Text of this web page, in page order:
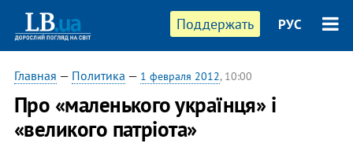
Поддержать РУС
Главная — Политика — 1 февраля 2012, 10:00
​Про «маленького українця» і
«великого патріота»